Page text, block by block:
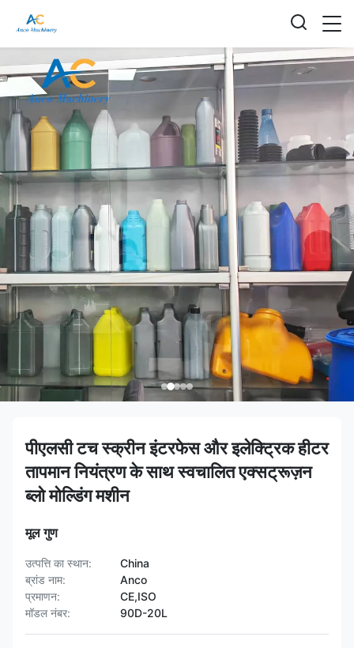
पीएलसी टच स्क्रीन इंटरफेस और इलेक्ट्रिक हीटर
तापमान नियंत्रण के साथ स्वचालित एक्सट्रूज़न
ब्लो मोल्डिंग मशीन
मूल गुण
उत्पत्ति का स्थान:
China
ब्रांड नाम:
Anco
प्रमाणन:
CE,ISO
मॉडल नंबर:
90D-20L